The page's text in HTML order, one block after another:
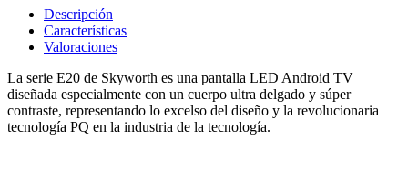
Descripción
Características
Valoraciones
La serie E20 de Skyworth es una pantalla LED Android TV
diseñada especialmente con un cuerpo ultra delgado y súper
contraste, representando lo excelso del diseño y la revolucionaria
tecnología PQ en la industria de la tecnología.